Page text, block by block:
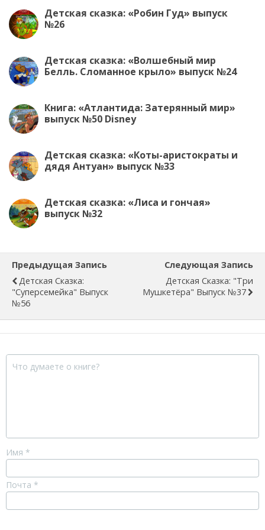
Детская сказка: «Робин Гуд» выпуск
№26
Детская сказка: «Волшебный мир
Белль. Сломанное крыло» выпуск №24
Книга: «Атлантида: Затерянный мир»
выпуск №50 Disney
Детская сказка: «Коты-аристократы и
дядя Антуан» выпуск №33
Детская сказка: «Лиса и гончая»
выпуск №32
Предыдущая Запись
Детская Сказка:
"Суперсемейка" Выпуск
№56
Следующая Запись
Детская Сказка: "Три
Мушкетёра" Выпуск №37
Имя *
Почта *